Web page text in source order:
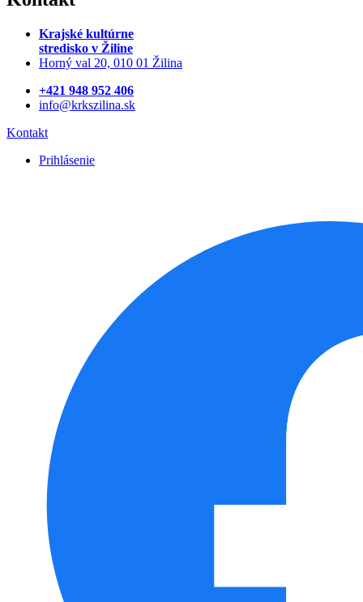
Krajské kultúrne
stredisko v Žiline
Horný val 20, 010 01 Žilina
+421 948 952 406
info@krkszilina.sk
Kontakt
Prihlásenie